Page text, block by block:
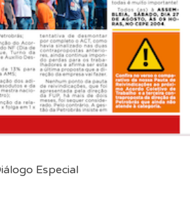
Especial